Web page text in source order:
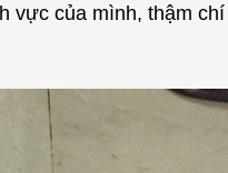
vực của mình, thậm